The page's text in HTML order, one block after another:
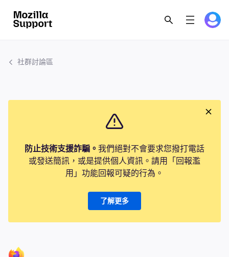
社群討論區
防止技術支援詐騙。 我們絕對不會要求您撥打電話
或發送簡訊，或是提供個人資訊。請用「回報濫
用」功能回報可疑的行為。
了解更多